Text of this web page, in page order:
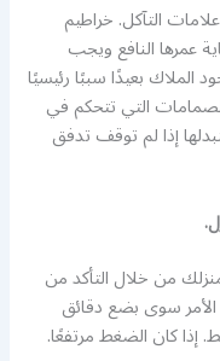
التآكل. خراطيم
عمرها النافع ويجب
الملاك بعيدًا سببًا رئيسيًا
التي تتحكم في
إذا لم توقف تدفق
من خلال التأكد من
سوى بضع دقائق
إذا كان الضغط مرتفعًا.